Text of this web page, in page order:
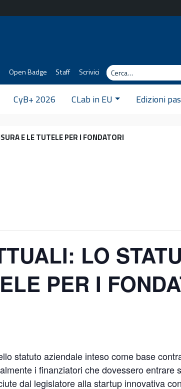
Open Badge Staff Scrivici
Cerca
CyB+ 2026 CLab in EU Edizioni
E LE TUTELE PER I FONDATORI
LO
PER I
statuto aziendale inteso come base
i finanziatori che dovessero entrare
dal legislatore alla startup innovativa